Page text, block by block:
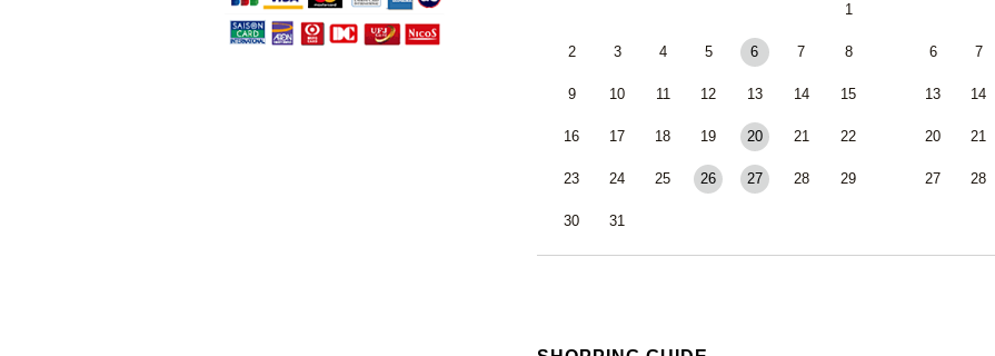
1
2 3 4 5 6 7 8
9 10 11 12 13 14 15
16 17 18 19 20 21 22
23 24 25 26 27 28 29
30 31
6 7
13 14
20 21
27 28